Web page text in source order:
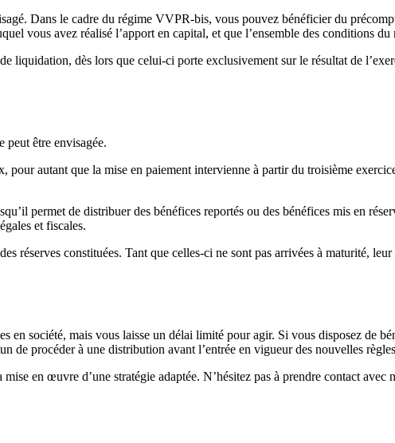
Dans le cadre du régime VVPR-bis, vous pouvez bénéficier du
vous avez réalisé l’apport en capital, et que l’ensemble des conditions du
liquidation, dès lors que celui-ci porte exclusivement sur le résultat de
peut être envisagée.
autant que la mise en paiement intervienne à partir du troisième
permet de distribuer des bénéfices reportés ou des bénéfices mis en
et fiscales.
réserves constituées. Tant que celles-ci ne sont pas arrivées à maturité,
société, mais vous laisse un délai limité pour agir. Si vous disposez de
de procéder à une distribution avant l’entrée en vigueur des nouvelles
en œuvre d’une stratégie adaptée. N’hésitez pas à prendre contact avec